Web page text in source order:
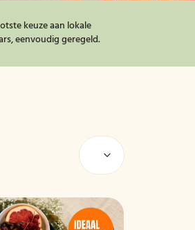
keuze aan lokale
eenvoudig geregeld.